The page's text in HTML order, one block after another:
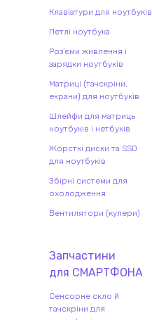
Клавіатури для ноутбуків
Петлі ноутбука
Роз'єми живлення і
зарядки ноутбуків
Матриці (тачскріни,
екрани) для ноутбуків
Шлейфи для матриць
ноутбуків і нетбуків
Жорсткі диски та SSD
для ноутбуків
Збірні системи для
охолодження
Вентилятори (кулери)
Запчастини
для СМАРТФОНА
Сенсорне скло й
тачскріни для